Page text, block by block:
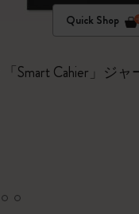
Quick Shop
「Smart Cahier」ジ